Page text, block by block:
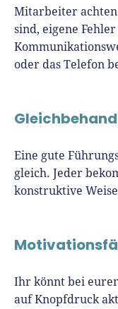
Mitarbeiter achten
sind, eigene
oder das Telefon
Eine gute
gleich. Jeder
konstruktive
Ihr könnt bei
auf Knopfdruck